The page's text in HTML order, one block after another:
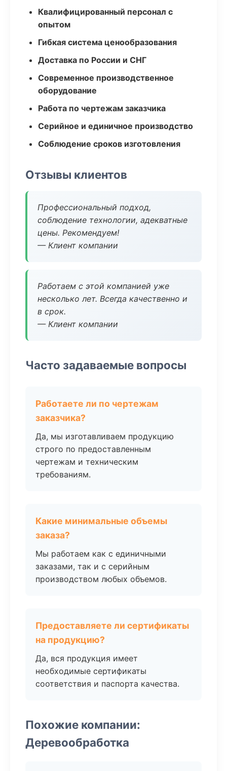
Квалифицированный персонал с
опытом
Гибкая система ценообразования
Доставка по России и СНГ
Современное производственное
оборудование
Работа по чертежам заказчика
Серийное и единичное производство
Соблюдение сроков изготовления
Отзывы клиентов
Профессиональный подход,
соблюдение технологии, адекватные
цены. Рекомендуем!
— Клиент компании
Работаем с этой компанией уже
несколько лет. Всегда качественно и
в срок.
— Клиент компании
Часто задаваемые вопросы
Работаете ли по чертежам
заказчика?
Да, мы изготавливаем продукцию
строго по предоставленным
чертежам и техническим
требованиям.
Какие минимальные объемы
заказа?
Мы работаем как с единичными
заказами, так и с серийным
производством любых объемов.
Предоставляете ли сертификаты
на продукцию?
Да, вся продукция имеет
необходимые сертификаты
соответствия и паспорта качества.
Похожие компании:
Деревообработка